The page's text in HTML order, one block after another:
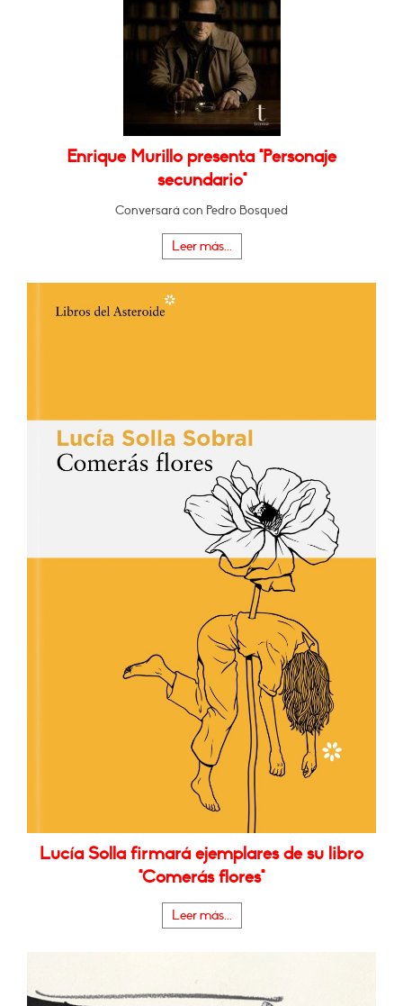
Enrique Murillo presenta "Personaje
secundario"
Conversará con Pedro Bosqued
Leer más...
Lucía Solla firmará ejemplares de su libro
"Comerás flores"
Leer más...